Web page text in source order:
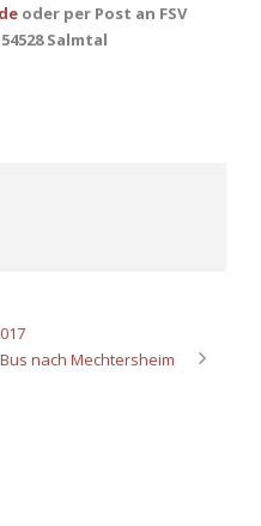
oder per Post an FSV
Salmtal
Bus nach Mechtersheim